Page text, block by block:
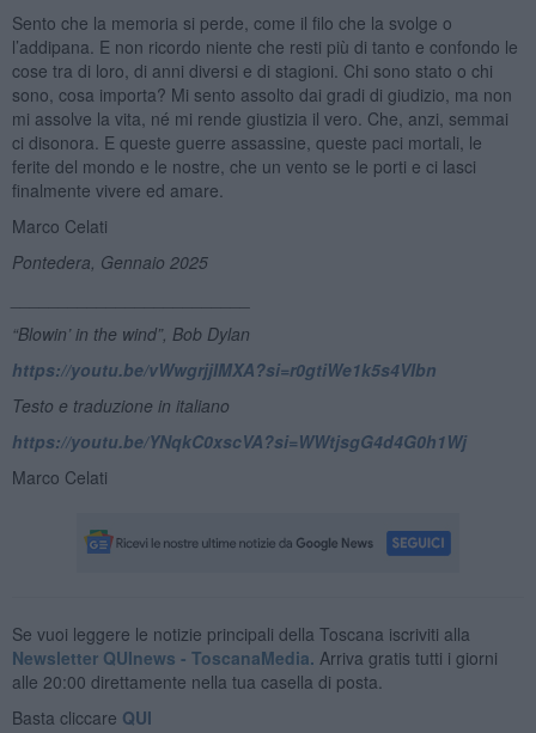
Sento che la memoria si perde, come il filo che la svolge o
l’addipana. E non ricordo niente che resti più di tanto e confondo le
cose tra di loro, di anni diversi e di stagioni. Chi sono stato o chi
sono, cosa importa? Mi sento assolto dai gradi di giudizio, ma non
mi assolve la vita, né mi rende giustizia il vero. Che, anzi, semmai
ci disonora. E queste guerre assassine, queste paci mortali, le
ferite del mondo e le nostre, che un vento se le porti e ci lasci
finalmente vivere ed amare.
Marco Celati
Pontedera, Gennaio 2025
“Blowin’ in the wind”, Bob Dylan
https://youtu.be/vWwgrjjIMXA?si=r0gtiWe1k5s4VIbn
Testo e traduzione in italiano
https://youtu.be/YNqkC0xscVA?si=WWtjsgG4d4G0h1Wj
Marco Celati
Se vuoi leggere le notizie principali della Toscana iscriviti alla
Newsletter QUInews - ToscanaMedia. Arriva gratis tutti i giorni
alle 20:00 direttamente nella tua casella di posta.
Basta cliccare QUI